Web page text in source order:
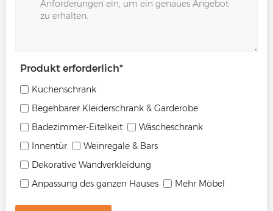
Produkt erforderlich*
Küchenschrank
Begehbarer Kleiderschrank & Garderobe
Badezimmer-Eitelkeit
Wäscheschrank
Innentür
Weinregale & Bars
Dekorative Wandverkleidung
Anpassung des ganzen Hauses
Mehr Möbel